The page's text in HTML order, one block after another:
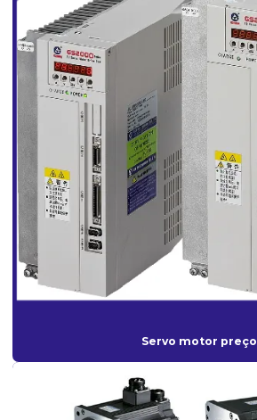
Revendedor de motor spindle
Robô cnc
Robô de paletização
Robô de paletização e polimento
Robô de solda
Robô de solda automática
Robô de solda preço
Serviços de retrofit
Servo drive preço
Servo motor cnc
Servo motor industrial
Servo motor preço
Servo motor preço